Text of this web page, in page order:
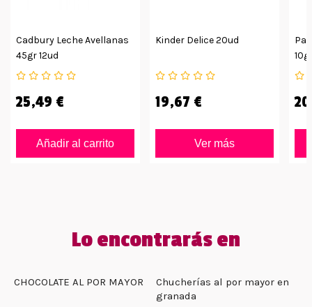
Cadbury Leche Avellanas
45gr 12ud
25,49 €
Añadir al carrito
Kinder Delice 20ud
19,67 €
Ver más
Lo encontrarás en
CHOCOLATE AL POR MAYOR
Chucherías al por mayor en
granada